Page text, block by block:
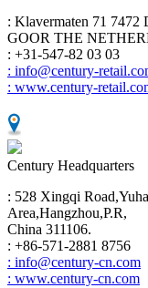
: Klavermaten 71 7472
GOOR THE
: +31-547-82 03 03
: info@century-
: www.century-
Century Headquarters
: 528 Xingqi
Area,Hangzhou,P.R,
China 311106.
: +86-571-2881 8756
: info@century-cn.com
: www.century-cn.com